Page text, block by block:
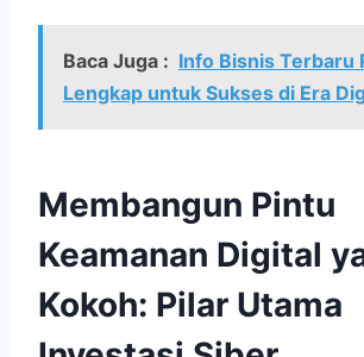
Baca Juga : Info Bisnis Terbaru
Lengkap untuk Sukses di Era
Membangun Pintu
Keamanan Digital
Kokoh: Pilar Utama